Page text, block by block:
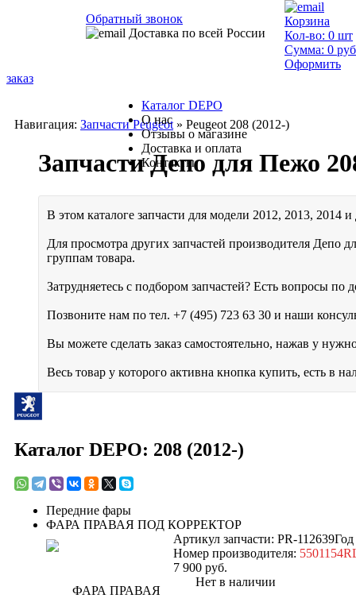
Навигация: Запчасти Peugeot » Peugeot 208 (2012-)
Запчасти Депо для Пежо
В этом каталоге запчасти для модели 2012, 2013, 2014
Для просмотра других запчастей производителя Депо
группам товара.
Затрудняетесь с подбором запчастей? Есть вопросы по
Позвоните нам по тел. +7 (495) 723 63 30 и наши
Вы можете сделать заказ самостоятельно, нажав у
Весь товар у которого активна кнопка купить, есть в
Каталог DEPO: 208 (2012-)
Передние фары
ФАРА ПРАВАЯ ПОД КОРРЕКТОР
Артикул запчасти: PR-112639
Номер производителя:
7 900 руб.
Нет в наличии
Обратный звонок
Доставка по всей России
Корзина
Кол-во: 0 шт
Сумма: 0
Оформить
заказ
Каталог DEPO
О нас
Отзывы о магазине
Доставка и оплата
Контакты